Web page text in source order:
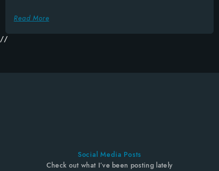
Read More
//
Social Media Posts
Check out what I’ve been posting lately